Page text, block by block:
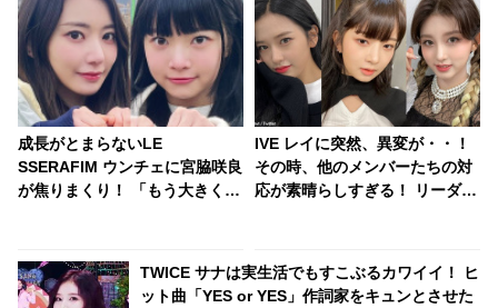
成長がとまらないLE
SSERAFIM ウンチェに宮脇咲良
が焦りまくり！ 「もう大きくな
IVE レイに突然、異変が・・！
その時、他のメンバーたちの対
応が素晴らしすぎる！ リーダー
TWICE サナは実生活でもすこぶるカワイイ！ ヒ
ット曲「YES or YES」作詞家をキュンとさせた